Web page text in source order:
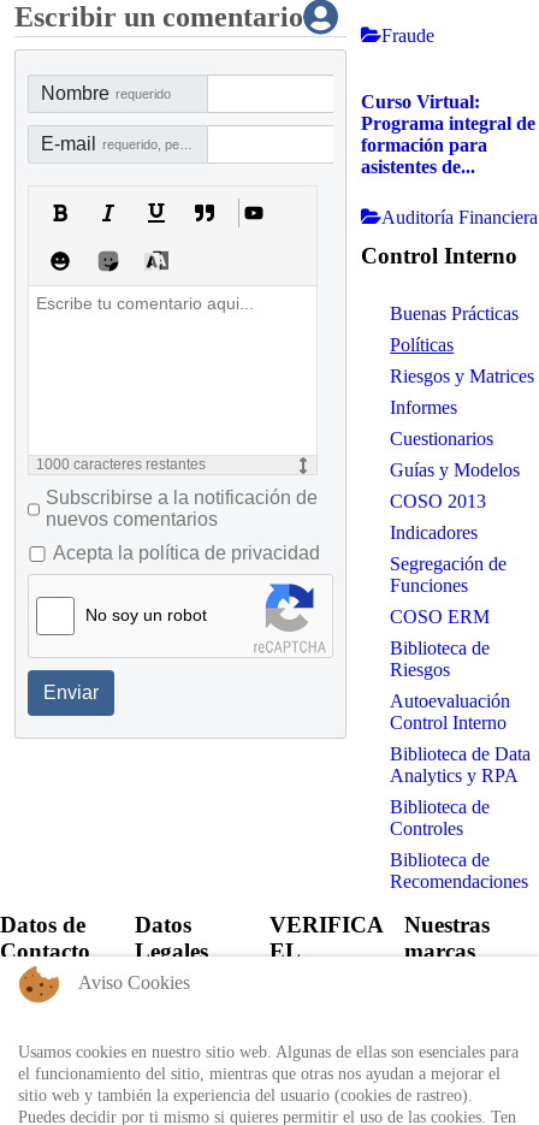
Escribir un comentario
Nombre requerido
E-mail
1000 caracteres restantes
Subscribirse a la notificación de
nuevos comentarios
Acepta la política de privacidad
No soy un robot
Enviar
Fraude
Curso Virtual:
Programa integral de
formación para
asistentes de...
Auditoría Financiera
Control Interno
Buenas Prácticas
Políticas
Riesgos y Matrices
Informes
Cuestionarios
Guías y Modelos
COSO 2013
Indicadores
Segregación de
Funciones
COSO ERM
Biblioteca de
Riesgos
Autoevaluación
Control Interno
Biblioteca de Data
Analytics y RPA
Biblioteca de
Controles
Biblioteca de
Recomendaciones
Datos de
Contacto
+57 60 1
6818530
+57 311
8666327 - 323
6964227
Datos
Legales
Política de
Uso
Autorización
VERIFICA
EL
certificado
expedido por
Auditool usando
el ID único
Nuestras
marcas
Aviso Cookies
Usamos cookies en nuestro sitio web. Algunas de ellas son esenciales para
el funcionamiento del sitio, mientras que otras nos ayudan a mejorar el
sitio web y también la experiencia del usuario (cookies de rastreo).
Puedes decidir por ti mismo si quieres permitir el uso de las cookies. Ten